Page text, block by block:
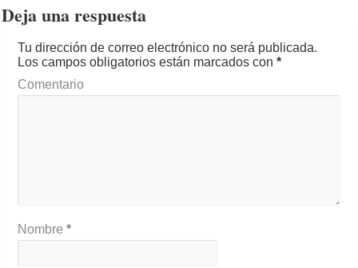
Deja una respuesta
Tu dirección de correo electrónico no será publicada.
Los campos obligatorios están marcados con*
Comentario
Nombre*